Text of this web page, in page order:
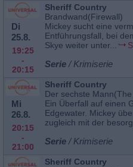
Di
25.8.
19:25
-
20:15
Sheriff Country
Brandwand(Firewall)
Mickey sucht eine
Entführungsfall, bei
Skye weiter unter...
Serie / Krimiserie
Mi
26.8.
20:15
-
21:00
Sheriff Country
Der sechste
Ein Überfall auf einen
Edgewater. Mickey
zugleich mit der
Serie / Krimiserie
Sheriff Country